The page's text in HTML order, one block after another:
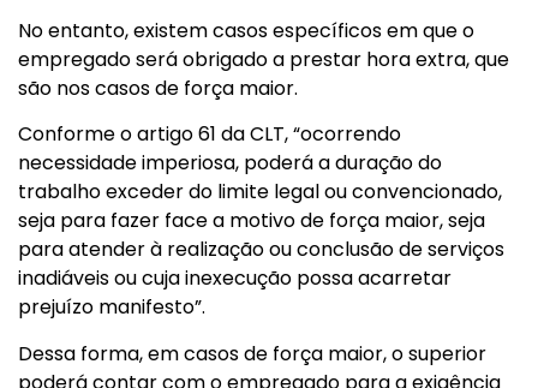
No entanto, existem casos específicos em que o
empregado será obrigado a prestar hora extra, que
são nos casos de força maior.
Conforme o artigo 61 da CLT, “ocorrendo
necessidade imperiosa, poderá a duração do
trabalho exceder do limite legal ou convencionado,
seja para fazer face a motivo de força maior, seja
para atender à realização ou conclusão de serviços
inadiáveis ou cuja inexecução possa acarretar
prejuízo manifesto”.
Dessa forma, em casos de força maior, o superior
poderá contar com o empregado para a exigência